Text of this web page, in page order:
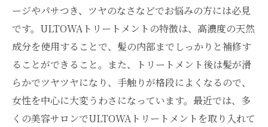
ージやパサつき、ツヤのなさなどでお悩みの方には必見
です。ULTOWAトリートメントの特徴は、高濃度の天然
成分を使用することで、髪の内部までしっかりと補修す
ることができること。また、トリートメント後は髪が滑
らかでツヤツヤになり、手触りが格段によくなるので、
女性を中心に大変うわさになっています。最近では、多
くの美容サロンでULTOWAトリートメントを取り入れて